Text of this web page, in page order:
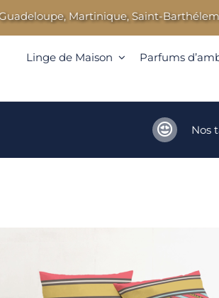
Martinique, Saint-Barthélemy et
Linge de Maison Parfums
Nos